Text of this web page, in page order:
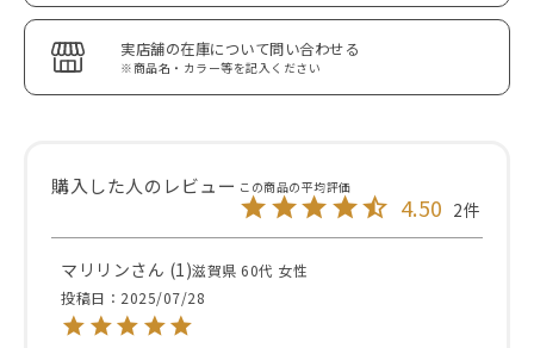
実店舗の在庫について問い合わせる
※商品名・カラー等を記入ください
4.50 2
マリリン 1 滋賀県 60代 女性
投稿日
2025/07/28